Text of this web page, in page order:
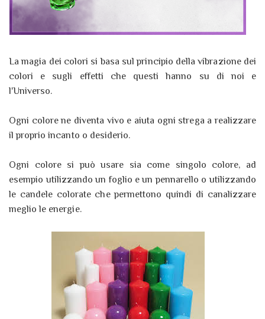
La magia dei colori si basa sul principio della vibrazione dei
colori e sugli effetti che questi hanno su di noi e
l'Universo.
Ogni colore ne diventa vivo e aiuta ogni strega a realizzare
il proprio incanto o desiderio.
Ogni colore si può usare sia come singolo colore, ad
esempio utilizzando un foglio e un pennarello o utilizzando
le candele colorate che permettono quindi di canalizzare
meglio le energie.